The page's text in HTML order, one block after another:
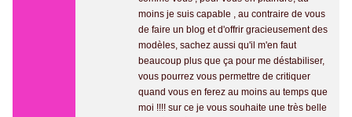
moins je suis capable , au contraire de vous
de faire un blog et d'offrir gracieusement des
modèles, sachez aussi qu'il m'en faut
beaucoup plus que ça pour me déstabiliser,
vous pourrez vous permettre de critiquer
quand vous en ferez au moins au temps que
moi !!!! sur ce je vous souhaite une très belle